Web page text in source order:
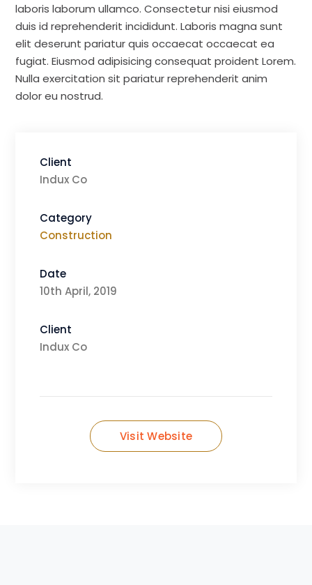
laboris laborum ullamco. Consectetur nisi eiusmod
duis id reprehenderit incididunt. Laboris magna sunt
elit deserunt pariatur quis occaecat occaecat ea
fugiat. Eiusmod adipisicing consequat proident Lorem.
Nulla exercitation sit pariatur reprehenderit anim
dolor eu nostrud.
Client
Indux Co
Category
Construction
Date
10th April, 2019
Client
Indux Co
Visit Website